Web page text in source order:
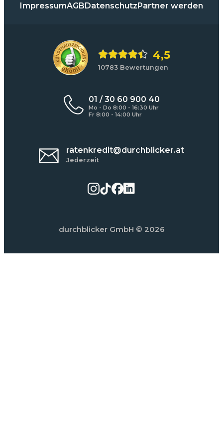
ImpressumAGBDatenschutzPartner werden
4,5
10783 Bewertungen
01 / 30 60 900 40
Mo - Do 8:00 - 16:30 Uhr
Fr 8:00 - 14:00 Uhr
ratenkredit@durchblicker.at
Jederzeit
durchblicker GmbH © 2026